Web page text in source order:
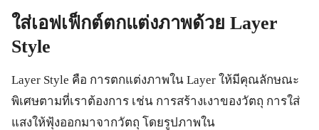
ใส่เอฟเฟ็กต์ตกแต่งภาพด้วย Layer
Style
Layer Style คือ การตกแต่งภาพใน Layer ให้มีคุณลักษณะ
พิเศษตามที่เราต้องการ เช่น การสร้างเงาของวัตถุ การใส่
แสงให้ฟุ้งออกมาจากวัตถุ โดยรูปภาพใน